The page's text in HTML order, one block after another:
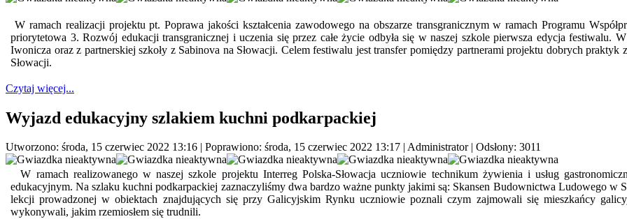
W ramach realizacji projektu pt. Poprawa jakości kształcenia zawodowego na obszarze transgranicznym w ramach Programu
priorytetowa 3. Rozwój edukacji transgranicznej i uczenia się przez całe życie odbyła się w naszej szkole pierwsza edycja festiwalu.
Iwonicza oraz z partnerskiej szkoły z Sabinova na Słowacji. Celem festiwalu jest transfer pomiędzy partnerami projektu dobrych
Słowacji.
Czytaj więcej...
Wyjazd edukacyjny szlakiem kuchni podkarpackiej
Utworzono: środa, 15 czerwiec 2022 13:16 Poprawiono: środa, 15 czerwiec 2022 13:17 Administrator| Odsłony: 3011
W ramach realizowanego w naszej szkole projektu Interreg Polska-Słowacja uczniowie technikum żywienia i usług
edukacyjnym. Na szlaku kuchni podkarpackiej zaznaczyliśmy dwa bardzo ważne punkty jakimi są: Skansen Budownictwa Ludowego w
lekcji prowadzonej w obiektach znajdujących się przy Galicyjskim Rynku uczniowie poznali czym zajmowali się mieszkańcy
wykonywali, jakim rzemiosłem się trudnili.